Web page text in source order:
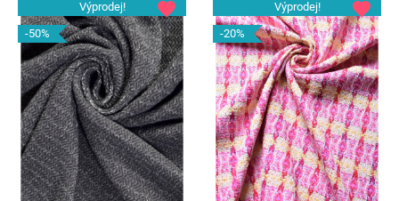
Výprodej!
-50%
favorite
Výprodej!
-20%
favorite